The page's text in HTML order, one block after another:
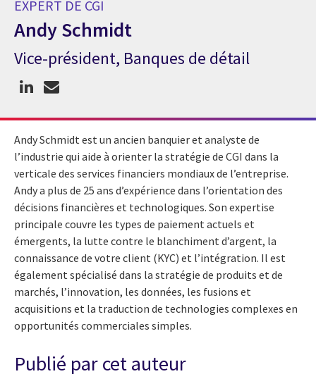
EXPERT DE CGI
Andy Schmidt
Expert de CGI Andy Schmidt
Vice-président, Banques de détail
Andy Schmidt est un ancien banquier et analyste de
l’industrie qui aide à orienter la stratégie de CGI dans la
verticale des services financiers mondiaux de l’entreprise.
Andy a plus de 25 ans d’expérience dans l’orientation des
décisions financières et technologiques. Son expertise
principale couvre les types de paiement actuels et
émergents, la lutte contre le blanchiment d’argent, la
connaissance de votre client (KYC) et l’intégration. Il est
également spécialisé dans la stratégie de produits et de
marchés, l’innovation, les données, les fusions et
acquisitions et la traduction de technologies complexes en
opportunités commerciales simples.
Publié par cet auteur